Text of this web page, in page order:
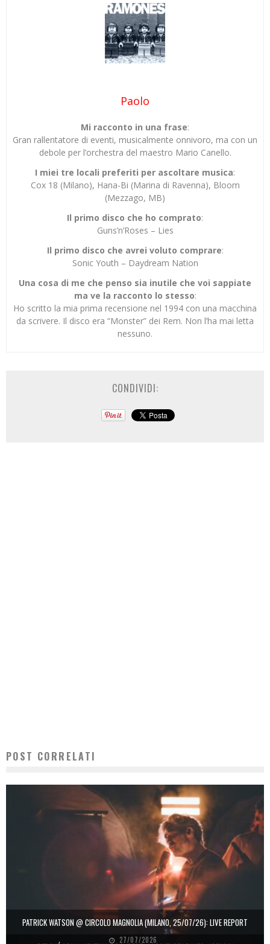
Paolo
Mi racconto in una frase:
Gran rallentatore di eventi, musicalmente onnivoro, ma con un
debole per l’orchestra del maestro Mario Canello.
I miei tre locali preferiti per ascoltare musica:
Cox 18 (Milano), Hana-Bi (Marina di Ravenna), Bloom
(Mezzago, MB)
Il primo disco che ho comprato:
Guns’n’Roses – Lies
Il primo disco che avrei voluto comprare:
Sonic Youth – Daydream Nation
Una cosa di me che penso sia inutile che voi sappiate
ma ve la racconto lo stesso:
Ho scritto la mia prima recensione nel 1994 con una macchina
da scrivere. Il disco era “Monster” dei Rem. Non l’ha mai letta
nessuno.
CONDIVIDI:
POST CORRELATI
PATRICK WATSON @ CIRCOLO MAGNOLIA (MILANO, 25/07/26): LIVE REPORT
27/07/2026